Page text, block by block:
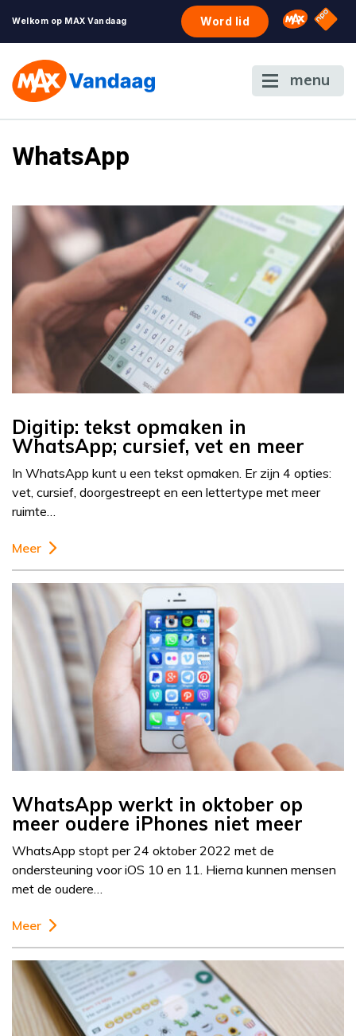
Welkom op MAX Vandaag Word lid Omroep
NPO
menu
WhatsApp
Digitip: tekst opmaken in
WhatsApp; cursief, vet en meer
In WhatsApp kunt u een tekst opmaken. Er zijn 4 opties:
vet, cursief, doorgestreept en een lettertype met meer
ruimte…
Meer
WhatsApp werkt in oktober op
meer oudere iPhones niet meer
WhatsApp stopt per 24 oktober 2022 met de
ondersteuning voor iOS 10 en 11. Hierna kunnen mensen
met de oudere…
Meer